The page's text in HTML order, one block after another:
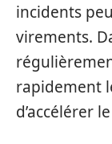
incidents
virements.
rapidement
d’accélérer